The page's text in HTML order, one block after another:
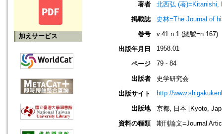
加えサービス
著者
北西弘 (著)=Kitanishi,
掲載誌
史林=The Journal of
巻号
v.41 n.1 (總號=n.167)
出版年月日
1958.01
ページ 79 - 84
出版者
史学研究会
出版サイト
http://
出版地
京都, 日本 [Kyoto,
資料の種類
期刊論文=Journal